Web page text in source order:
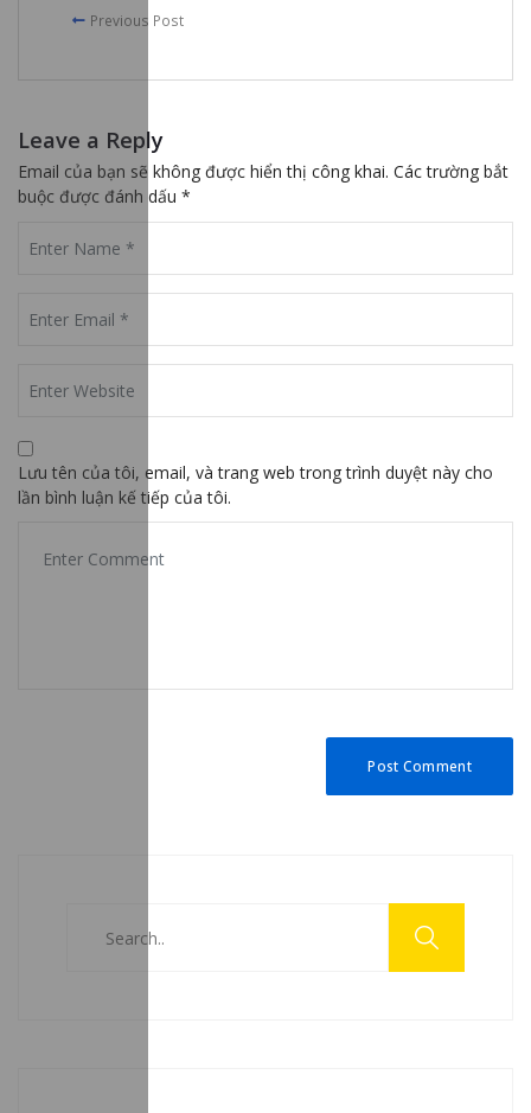
Previous Post
Leave a Reply
Email của bạn sẽ không được hiển thị công khai. Các trường bắt
buộc được đánh dấu *
Lưu tên của tôi, email, và trang web trong trình duyệt này cho
lần bình luận kế tiếp của tôi.